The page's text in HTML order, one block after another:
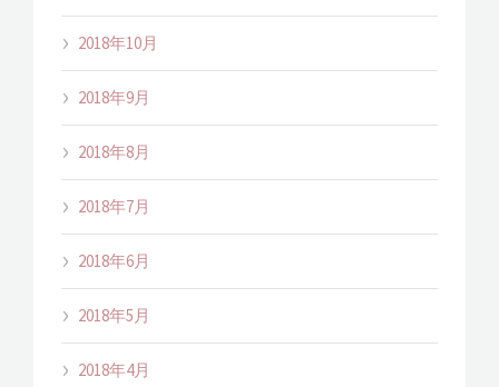
2018年10月
2018年9月
2018年8月
2018年7月
2018年6月
2018年5月
2018年4月